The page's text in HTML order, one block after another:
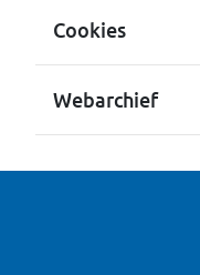
Cookies
Webarchief